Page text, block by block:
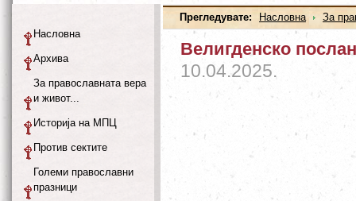
Прегледувате: Насловна За
Велигденско
10.04.2025.
Насловна
Архива
За православната вера
и живот...
Историја на МПЦ
Против сектите
Големи православни
празници